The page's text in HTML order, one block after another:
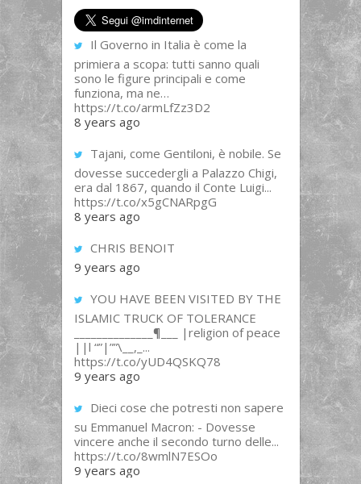
Il Governo in Italia è come la
primiera a scopa: tutti sanno quali
sono le figure principali e come
funziona, ma ne…
https://t.co/armLfZz3D2
8 years ago
Tajani, come Gentiloni, è nobile. Se
dovesse succedergli a Palazzo Chigi,
era dal 1867, quando il Conte Luigi...
https://t.co/x5gCNARpgG
8 years ago
CHRIS BENOIT
9 years ago
YOU HAVE BEEN VISITED BY THE
ISLAMIC TRUCK OF TOLERANCE
______________¶___ |religion of peace
||l “”|””\__,_...
https://t.co/yUD4QSKQ78
9 years ago
Dieci cose che potresti non sapere
su Emmanuel Macron: - Dovesse
vincere anche il secondo turno delle...
https://t.co/8wmlN7ESOo
9 years ago